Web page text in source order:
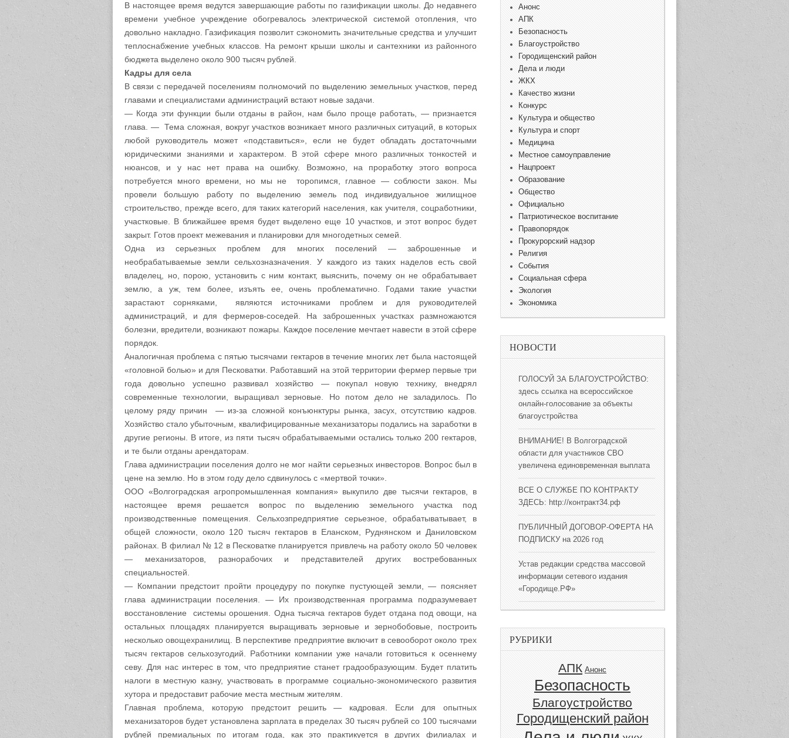
В настоящее время ведутся завершающие работы по газификации школы. До недавнего
времени учебное учреждение обогревалось электрической системой отопления, что
довольно накладно. Газификация позволит сэкономить значительные средства и улучшит
теплоснабжение учебных классов. На ремонт крыши школы и сантехники из районного
бюджета выделено около 900 тысяч рублей.
Кадры для села
В связи с передачей поселениям полномочий по выделению земельных участков, перед
главами и специалистами администраций встают новые задачи.
— Когда эти функции были отданы в район, нам было проще работать, — признается
глава. — Тема сложная, вокруг участков возникает много различных ситуаций, в которых
любой руководитель может «подставиться», если не будет обладать достаточными
юридическими знаниями и характером. В этой сфере много различных тонкостей и
нюансов, и у нас нет права на ошибку. Возможно, на проработку этого вопроса
потребуется много времени, но мы не торопимся, главное — соблюсти закон. Мы
провели большую работу по выделению земель под индивидуальное жилищное
строительство, прежде всего, для таких категорий населения, как учителя, соцработники,
участковые. В ближайшее время будет выделено еще 10 участков, и этот вопрос будет
закрыт. Готов проект межевания и планировки для многодетных семей.
Одна из серьезных проблем для многих поселений — заброшенные и
необрабатываемые земли сельхозназначения. У каждого из таких наделов есть свой
владелец, но, порою, установить с ним контакт, выяснить, почему он не обрабатывает
землю, а уж, тем более, изъять ее, очень проблематично. Годами такие участки
зарастают сорняками, являются источниками проблем и для руководителей
администраций, и для фермеров-соседей. На заброшенных участках размножаются
болезни, вредители, возникают пожары. Каждое поселение мечтает навести в этой сфере
порядок.
Аналогичная проблема с пятью тысячами гектаров в течение многих лет была настоящей
«головной болью» и для Песковатки. Работавший на этой территории фермер первые три
года довольно успешно развивал хозяйство — покупал новую технику, внедрял
современные технологии, выращивал зерновые. Но потом дело не заладилось. По
целому ряду причин — из-за сложной конъюнктуры рынка, засух, отсутствию кадров.
Хозяйство стало убыточным, квалифицированные механизаторы подались на заработки в
другие регионы. В итоге, из пяти тысяч обрабатываемыми остались только 200 гектаров,
и те были отданы арендаторам.
Глава администрации поселения долго не мог найти серьезных инвесторов. Вопрос был в
цене на землю. Но в этом году дело сдвинулось с «мертвой точки».
ООО «Волгоградская агропромышленная компания» выкупило две тысячи гектаров, в
настоящее время решается вопрос по выделению земельного участка под
производственные помещения. Сельхозпредприятие серьезное, обрабатыватывает, в
общей сложности, около 120 тысяч гектаров в Еланском, Руднянском и Даниловском
районах. В филиал № 12 в Песковатке планируется привлечь на работу около 50 человек
— механизаторов, разнорабочих и представителей других востребованных
специальностей.
— Компании предстоит пройти процедуру по покупке пустующей земли, — поясняет
глава администрации поселения. — Их производственная программа подразумевает
восстановление системы орошения. Одна тысяча гектаров будет отдана под овощи, на
остальных площадях планируется выращивать зерновые и зернобобовые, построить
несколько овощехранилищ. В перспективе предприятие включит в севооборот около трех
тысяч гектаров сельхозугодий. Работники компании уже начали готовиться к осеннему
севу. Для нас интерес в том, что предприятие станет градообразующим. Будет платить
налоги в местную казну, участвовать в программе социально-экономического развития
хутора и предоставит рабочие места местным жителям.
Главная проблема, которую предстоит решить — кадровая. Если для опытных
механизаторов будет установлена зарплата в пределах 30 тысяч рублей со 100 тысячами
рублей премиальных по итогам года, как это практикуется в других филиалах и
Анонс
АПК
Безопасность
Благоустройство
Городищенский район
Дела и люди
ЖКХ
Качество жизни
Конкурс
Культура и общество
Культура и спорт
Медицина
Местное самоуправление
Нацпроект
Образование
Общество
Официально
Патриотическое воспитание
Правопорядок
Прокурорский надзор
Религия
События
Социальная сфера
Экология
Экономика
НОВОСТИ
ГОЛОСУЙ ЗА БЛАГОУСТРОЙСТВО:
здесь ссылка на всероссийское
онлайн-голосование за объекты
благоустройства
ВНИМАНИЕ! В Волгоградской
области для участников СВО
увеличена единовременная выплата
ВСЕ О СЛУЖБЕ ПО КОНТРАКТУ
ЗДЕСЬ: http://контракт34.рф
ПУБЛИЧНЫЙ ДОГОВОР-ОФЕРТА НА
ПОДПИСКУ на 2026 год
Устав редакции средства массовой
информации сетевого издания
«Городище.РФ»
РУБРИКИ
АПК Анонс
Безопасность
Благоустройство
Городищенский район